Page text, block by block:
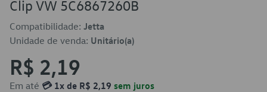
Clip VW 5C6867260B
Compatibilidade: Jetta
Unidade de venda: Unitário(a)
R$ 2,19
Em até 💳 1x de R$ 2,19 sem juros